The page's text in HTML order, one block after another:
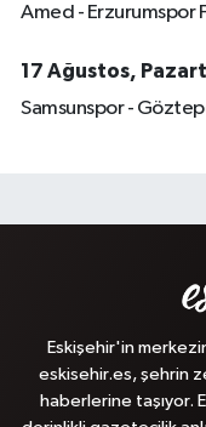
Amed - Erzurumspor
17 Ağustos,
Samsunspor -
Eskişehir'in
eskisehir.es, şehrin
haberlerine taşıyor.